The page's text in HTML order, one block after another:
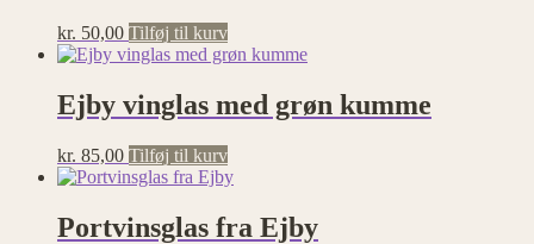
kr. 50,00 Tilføj til kurv
Ejby vinglas med grøn kumme
kr. 85,00 Tilføj til kurv
Portvinsglas fra Ejby